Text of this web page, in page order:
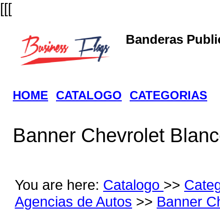
[[[
Banderas
HOME CATALOGO CATEGORIAS
Banner Chevrolet
You are here: Catalogo >>
Agencias de Autos >> Banner